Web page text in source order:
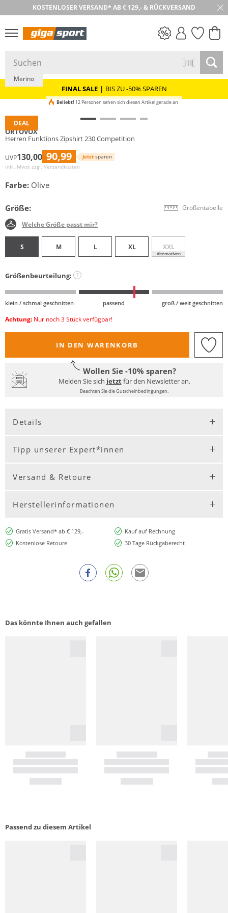
KOSTENLOSER VERSAND* AB € 129,- & RÜCKVERSAND
30 TAGE RÜCKGABE
PREIS & WERT
FINAL SALE | BIS ZU -50% SPAREN
DEAL
Nachhaltig
Merino
Beliebt! 12 Personen sehen sich diesen Artikel gerade an
ORTOVOX
Herren Funktions Zipshirt 230 Competition
UVP130,00 90,99 Jetzt sparen
inkl. Mwst zzgl. Versandkosten
Farbe: Olive
Größe: Größentabelle
Welche Größe passt mir?
S M L XL XXL
Alternativen
Größenbeurteilung: ?
klein / schmal geschnitten passend groß / weit geschnitten
Achtung: Nur noch 3 Stück verfügbar!
IN DEN WARENKORB
Wollen Sie -10% sparen?
Melden Sie sich jetztfür den Newsletter an.
Beachten Sie die Gutscheinbedingungen.
Details
Tipp unserer Expert*innen
Versand & Retoure
Herstellerinformationen
Gratis Versand* ab € 129,-
Kauf auf Rechnung
Kostenlose Retoure
30 Tage Rückgaberecht
Das könnte Ihnen auch gefallen
Passend zu diesem Artikel